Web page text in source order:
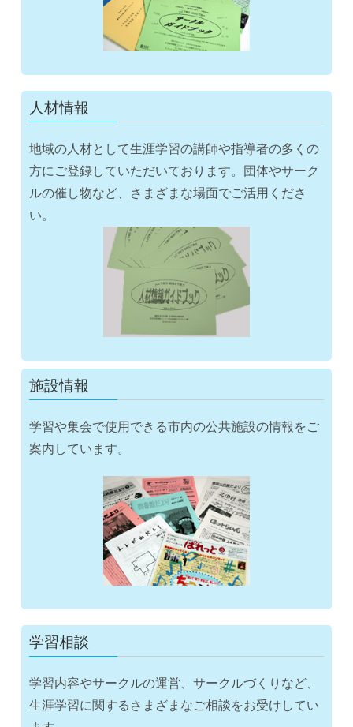
人材情報
地域の人材として生涯学習の講師や指導者の多くの
方にご登録していただいております。団体やサーク
ルの催し物など、さまざまな場面でご活用くださ
い。
施設情報
学習や集会で使用できる市内の公共施設の情報をご
案内しています。
学習相談
学習内容やサークルの運営、サークルづくりなど、
生涯学習に関するさまざまなご相談をお受けしてい